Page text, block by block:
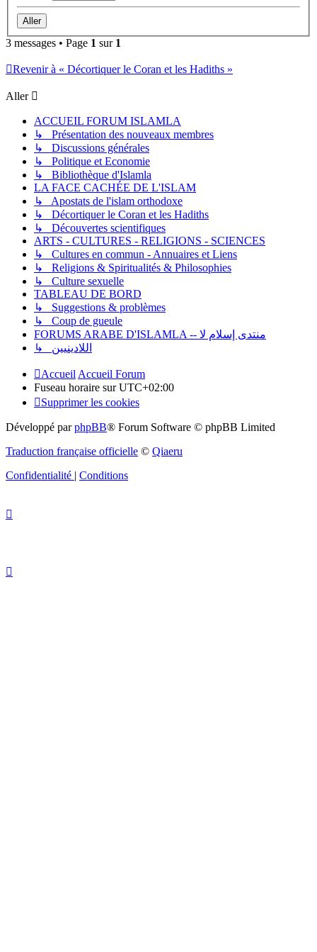
3 messages • Page 1 sur 1
Revenir à « Décortiquer le Coran et les Hadiths »
Aller
ACCUEIL FORUM ISLAMLA
↳ Présentation des nouveaux membres
↳ Discussions générales
↳ Politique et Economie
↳ Bibliothèque d'Islamla
LA FACE CACHÉE DE L'ISLAM
↳ Apostats de l'islam orthodoxe
↳ Décortiquer le Coran et les Hadiths
↳ Découvertes scientifiques
ARTS - CULTURES - RELIGIONS - SCIENCES
↳ Cultures en commun - Annuaires et Liens
↳ Religions & Spiritualités & Philosophies
↳ Culture sexuelle
TABLEAU DE BORD
↳ Suggestions & problèmes
↳ Coup de gueule
FORUMS ARABE D'ISLAMLA -- منتدى إسلام لا
↳ اللادينيين
Accueil Accueil Forum
Fuseau horaire surUTC+02:00
Supprimer les cookies
Développé parphpBB® Forum Software © phpBB Limited
Traduction française officielle © Qiaeru
Confidentialité | Conditions